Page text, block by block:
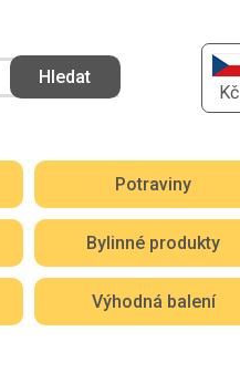
Kč
Potraviny
Bylinné produkty
Výhodná balení